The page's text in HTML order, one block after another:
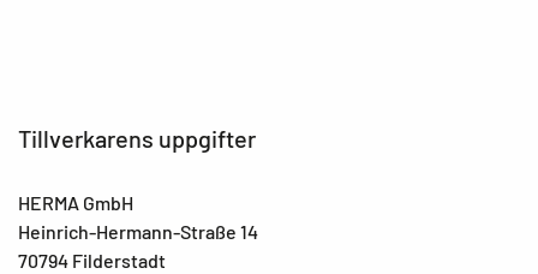
Tillverkarens uppgifter
HERMA GmbH
Heinrich-Hermann-Straße 14
70794 Filderstadt